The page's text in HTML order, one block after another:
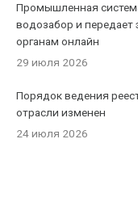
Промышленная
водозабор и
органам онлайн
29 июля 2026
Порядок ведения
отрасли изменен
24 июля 2026